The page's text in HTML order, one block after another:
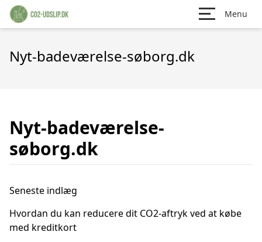
Menu
Nyt-badeværelse-søborg.dk
Nyt-badeværelse-
søborg.dk
Seneste indlæg
Hvordan du kan reducere dit CO2-aftryk ved at købe
med kreditkort